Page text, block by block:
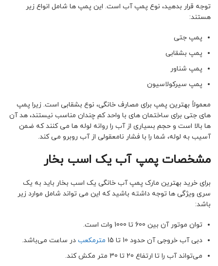
توجه قرار بدهید، نوع پمپ آب است. این پمپ ها شامل انواع زیر
هستند:
پمپ جتی
پمپ بشقابی
پمپ شناور
پمپ سیرکولاسیون
معمولاً بهترین پمپ برای مصارف خانگی، نوع بشقابی است. زیرا پمپ
های جتی برای ساختمان های با واحد کم چندان مناسب نیستند، هد آن
ها بالا است و حجم بسیاری از آب را روانه لوله ها می کنند که ضمن
آسیب به لوله، شما را با فشار نامعقولی از آب روبرو می کند.
مشخصات پمپ آب یک اسب بخار
برای خرید بهترین مارک پمپ آب خانگی یک اسب بخار باید به یک
سری ویژگی ها توجه داشته باشید که این می تواند شامل موارد زیر
باشد:
توان موتور آن بین 600 تا 1000 وات است.
دبی آب خروجی آن حدود 10 تا 15
مترمکعب در ساعت می‌باشد.
می‌تواند آب را تا ارتفاع 20 تا 30 متر مکش کند.